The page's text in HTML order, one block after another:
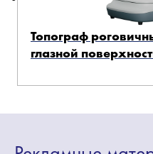
Топограф
глазной